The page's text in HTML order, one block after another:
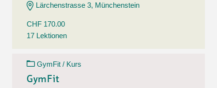
Lärchenstrasse 3, Münchenstein
CHF 170.00
17 Lektionen
GymFit / Kurs
GymFit